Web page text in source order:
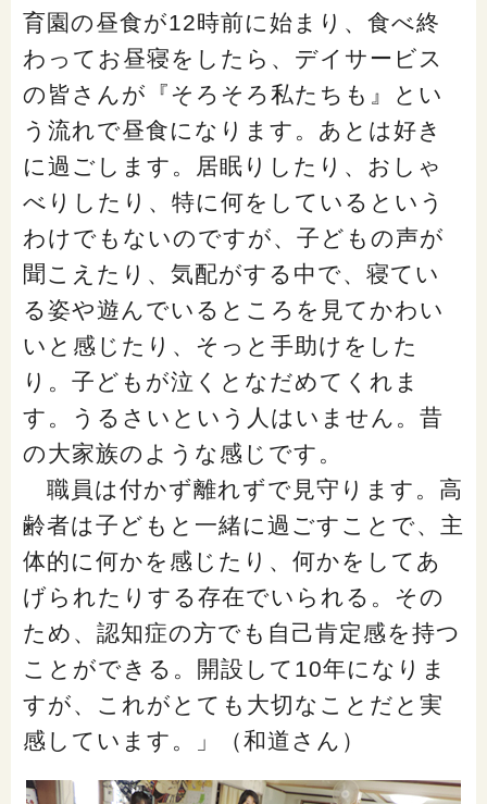
育園の昼食が12時前に始まり、食べ終
わってお昼寝をしたら、デイサービス
の皆さんが『そろそろ私たちも』とい
う流れで昼食になります。あとは好き
に過ごします。居眠りしたり、おしゃ
べりしたり、特に何をしているという
わけでもないのですが、子どもの声が
聞こえたり、気配がする中で、寝てい
る姿や遊んでいるところを見てかわい
いと感じたり、そっと手助けをした
り。子どもが泣くとなだめてくれま
す。うるさいという人はいません。昔
の大家族のような感じです。
職員は付かず離れずで見守ります。高
齢者は子どもと一緒に過ごすことで、主
体的に何かを感じたり、何かをしてあ
げられたりする存在でいられる。その
ため、認知症の方でも自己肯定感を持つ
ことができる。開設して10年になりま
すが、これがとても大切なことだと実
感しています。」（和道さん）